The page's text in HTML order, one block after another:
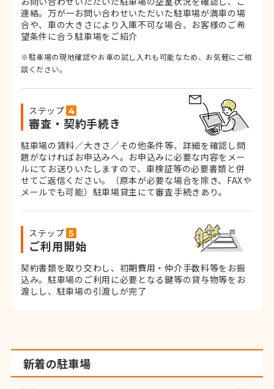
連絡。 万が一お問い合わせいただいた駐車場が満車の場
合や、車の大きさにより入庫不可な場合、お客様のご希
望条件に合う駐車場をご紹介
※駐車場の現地確認やお車の試し入れも可能なため、お気軽にご相
談ください。
ステップ
審査・契約手続き
駐車場の賃料／大きさ／その他条件等、詳細を確認し問
題がなければお申込みへ。お申込みに必要な内容をメー
ルにてお送りいたしますので、車検証等の必要書類と併
せてご返信ください。
（原本が必要な場合を除き、FAXや
メールでも可能） 駐車場貸主にて審査手続きあり。
ステップ
ご利用開始
契約書類を取り交わし、初期費用・仲介手数料等をお振
込み。駐車場のご利用に必要となる鍵等の貸与物等をお
渡しし、駐車場の引渡しが完了
新着の駐車場